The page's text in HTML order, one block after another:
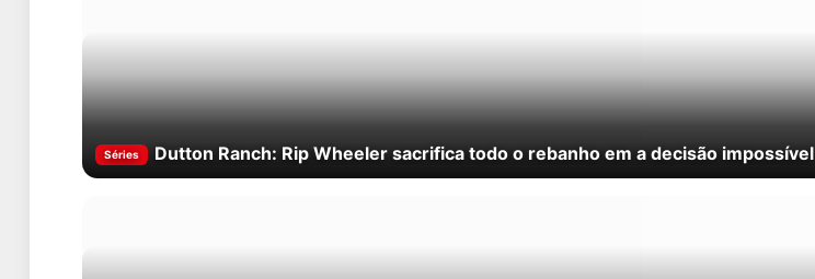
Séries Dutton Ranch: Rip Wheeler sacrifica todo o rebanho em a decisão impossível